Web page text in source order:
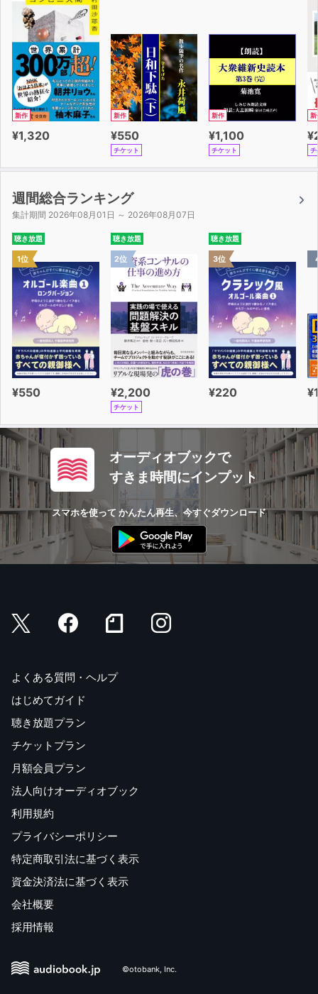
「彼の3人の息子たちに彼の人生は引き継がれます」と
か、
「この物体の原子構成が変化したのです」などと語られる
かもしれません。
こういったあらゆる文化的伝統の外に出てしまったとした
ら、私たちはどのように語ることができるでしょうか?
構成主義者にとっては、「何も存在しない」のではなく、
す。
子」などと捉えているもので満たされるのです。
もっと広い意味で言えば、お互いにコミュニケーションを
取るたびに、
私たちは、この生きている世界を構成していると言えるか
もしれません。
私たちが日頃慣れ親しんでいる伝統の中にいつづけるかぎ
り、人生はそのままでしょう。
たとえば、「男と女」、「貧富」、「教養がある/教養が
ない」などのように慣れ親しんだ「区別」をしている限
り、
人生は、比較的予測できるものであり続けるのです。
しかし私たちは、「当たり前だ」と考えられているものす
べてに挑戦することもできるのです。
たとえば、「問題」はすべての人の目に見えるわけではあ
りません。
私たちが「良し」とする世界を構成していて、
私たちが価値を置いていることを実現するのを妨げるもの
を「問題」と見なしているわけです。
私たちが「問題」として「構成」しているすべてのもの
を、
「チャンス(機会)」として「再・構成」することはできな
構成主義者にとって、私たちの行動は、伝統的に真実だと
のに制約されることはありませんB
の可能性が広がっているのです。
これまで現実であるとか良いと思ってきたことを捨て去ら
なければならないと言っているわけではありません。
一緒に話し、新しい考えを聞き、問いを投げかけ、別の
(代わりの)メタファーを考えることで、
新しい意味の世界の敷居をまたぐのです。未来とは私たち
(第1章より)
新作
¥1,320
新作
¥550
チケット
新作
¥1,100
チケット
新
チ
週間総合ランキング
集計期間 2026年08月01日 ～ 2026年08月07日
聴き放題
1位
¥550
聴き放題
2位
¥2,200
チケット
聴き放題
3位
¥220
オーディオブックで
すきま時間にインプット
スマホを使って かんたん再生、今すぐダウンロード
よくある質問・ヘルプ
はじめてガイド
聴き放題プラン
チケットプラン
月額会員プラン
法人向けオーディオブック
利用規約
プライバシーポリシー
特定商取引法に基づく表示
資金決済法に基づく表示
会社概要
採用情報
©otobank, Inc.